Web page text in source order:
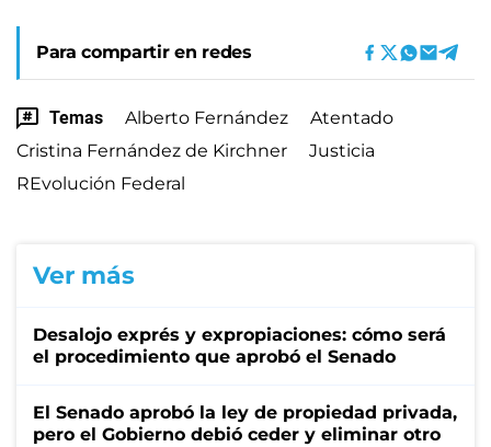
Para compartir en redes
Temas Alberto Fernández
Atentado
Cristina Fernández de Kirchner
Justicia
REvolución Federal
Ver más
Desalojo exprés y expropiaciones: cómo será
el procedimiento que aprobó el Senado
El Senado aprobó la ley de propiedad privada,
pero el Gobierno debió ceder y eliminar otro